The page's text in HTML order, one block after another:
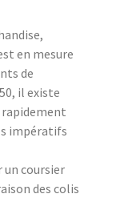
en mesure
de
il existe
impératifs
coursier
des colis